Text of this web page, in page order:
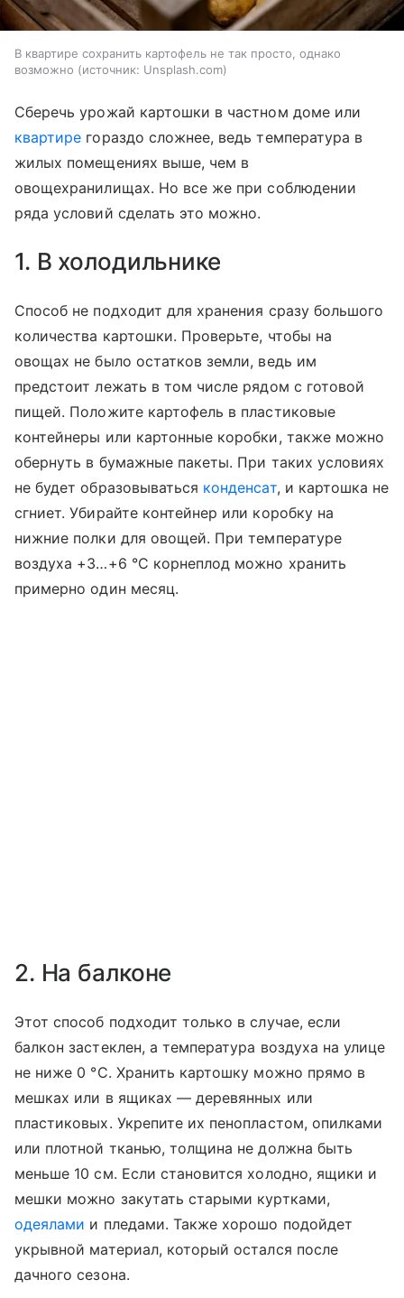
В квартире сохранить картофель не так просто, однако
возможно
источник: Unsplash.com
Сберечь урожай картошки в частном доме или
квартире гораздо сложнее, ведь температура в
жилых помещениях выше, чем в
овощехранилищах. Но все же при соблюдении
ряда условий сделать это можно.
1. В холодильнике
Способ не подходит для хранения сразу большого
количества картошки. Проверьте, чтобы на
овощах не было остатков земли, ведь им
предстоит лежать в том числе рядом с готовой
пищей. Положите картофель в пластиковые
контейнеры или картонные коробки, также можно
обернуть в бумажные пакеты. При таких условиях
не будет образовываться конденсат, и картошка не
сгниет. Убирайте контейнер или коробку на
нижние полки для овощей. При температуре
воздуха +3…+6 °C корнеплод можно хранить
примерно один месяц.
2. На балконе
Этот способ подходит только в случае, если
балкон застеклен, а температура воздуха на улице
не ниже 0 °C. Хранить картошку можно прямо в
мешках или в ящиках — деревянных или
пластиковых. Укрепите их пенопластом, опилками
или плотной тканью, толщина не должна быть
меньше 10 см. Если становится холодно, ящики и
мешки можно закутать старыми куртками,
одеялами и пледами. Также хорошо подойдет
укрывной материал, который остался после
дачного сезона.